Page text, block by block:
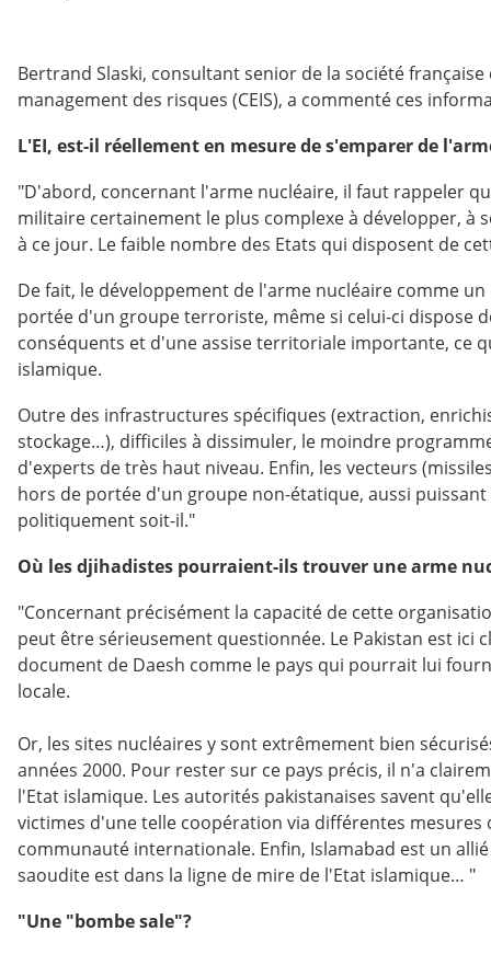
Bertrand Slaski, consultant senior de la société
management des risques (CEIS), a commenté ces
L'EI, est-il réellement en mesure de s'emparer de
"D'abord, concernant l'arme nucléaire, il faut rappeler
militaire certainement le plus complexe à développer,
à ce jour. Le faible nombre des Etats qui disposent de
De fait, le développement de l'arme nucléaire comme
portée d'un groupe terroriste, même si celui-ci dispose
conséquents et d'une assise territoriale importante, ce
islamique.
Outre des infrastructures spécifiques (extraction,
stockage…), difficiles à dissimuler, le moindre
d'experts de très haut niveau. Enfin, les vecteurs
hors de portée d'un groupe non-étatique, aussi
politiquement soit-il."
Où les djihadistes pourraient-ils trouver une arme
"Concernant précisément la capacité de cette
peut être sérieusement questionnée. Le Pakistan est ici
document de Daesh comme le pays qui pourrait lui
locale.
Or, les sites nucléaires y sont extrêmement bien
années 2000. Pour rester sur ce pays précis, il n'a
l'Etat islamique. Les autorités pakistanaises savent
victimes d'une telle coopération via différentes mesures
communauté internationale. Enfin, Islamabad est un
saoudite est dans la ligne de mire de l'Etat islamique… "
"Une "bombe sale"?